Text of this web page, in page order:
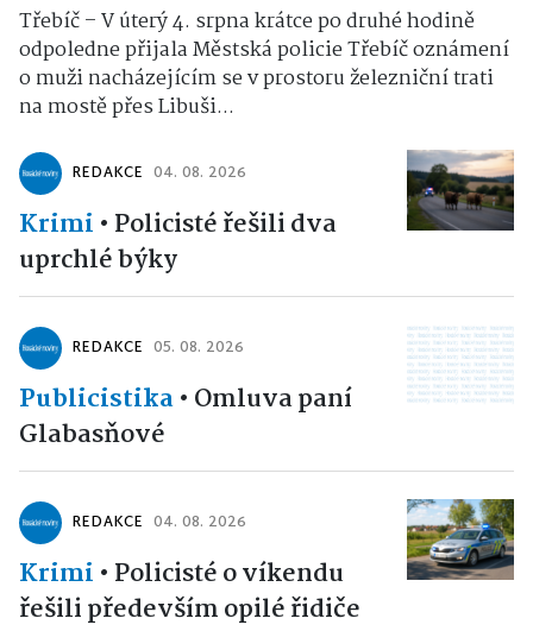
Třebíč – V úterý 4. srpna krátce po druhé hodině
odpoledne přijala Městská policie Třebíč oznámení
o muži nacházejícím se v prostoru železniční trati
na mostě přes Libuši...
REDAKCE 04. 08. 2026
Krimi • Policisté řešili dva
uprchlé býky
REDAKCE 05. 08. 2026
Publicistika• Omluva paní
Glabasňové
REDAKCE 04. 08. 2026
Krimi • Policisté o víkendu
řešili především opilé řidiče